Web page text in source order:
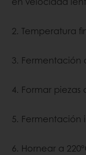
2. Temperatura
3. Fermentación
4. Formar piezas
5. Fermentación
6. Hornear a